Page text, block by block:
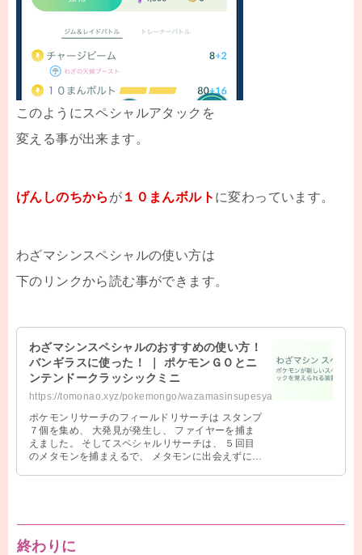
このようにスペシャルアタックを
変える事が出来ます。
げんしのちから が １０まんボルト に変わっています。
わざマシンスペシャルの使い方は
下のリンクから読む事ができます。
わざマシンスペシャルのおすすめの使い方！
バンギラスに使った！ ｜ ポケモンＧＯとニ
ンテンドークラッシックミニ
ポケモンリサーチのフィールドリサーチは スタンプ
７個を集め、 大発見が発生し、 ファイヤーを捕ま
えました。 そしてスペシャルリサーチは、 ５回目
のメタモンを捕まえるで、 メタモンに出会えずに
終わりに